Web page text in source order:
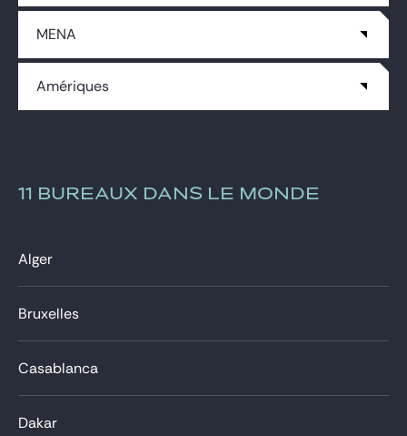
MENA
Amériques
11 BUREAUX DANS LE MONDE
Alger
Bruxelles
Casablanca
Dakar